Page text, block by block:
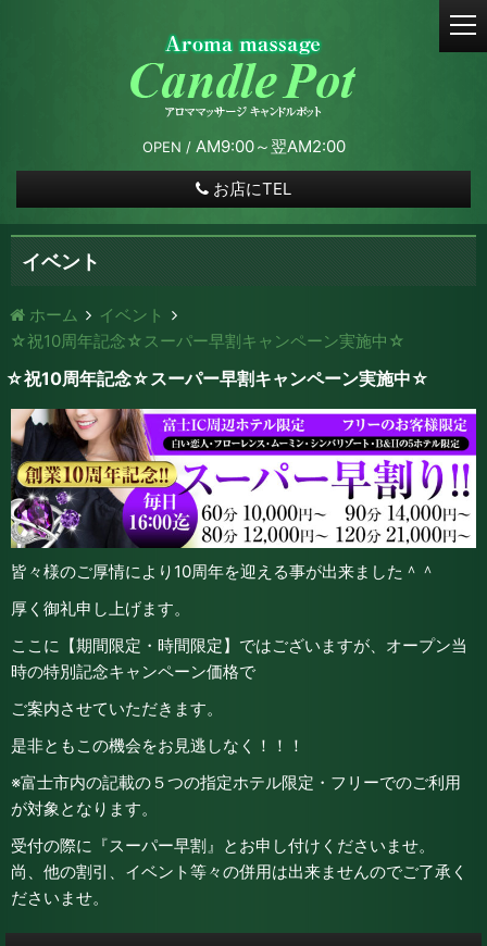
OPEN / AM9:00～翌AM2:00
お店にTEL
イベント
ホーム
イベント
☆祝10周年記念☆スーパー早割キャンペーン実施中☆
☆祝10周年記念☆スーパー早割キャンペーン実施中☆
皆々様のご厚情により10周年を迎える事が出来ました＾＾
厚く御礼申し上げます。
ここに【期間限定・時間限定】ではございますが、オープン当
時の特別記念キャンペーン価格で
ご案内させていただきます。
是非ともこの機会をお見逃しなく！！！
※富士市内の記載の５つの指定ホテル限定・フリーでのご利用
が対象となります。
受付の際に『スーパー早割』とお申し付けくださいませ。
尚、他の割引、イベント等々の併用は出来ませんのでご了承く
ださいませ。
t
o
v
i